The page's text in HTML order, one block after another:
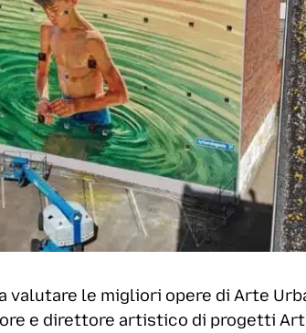
le migliori opere di Arte
e direttore artistico di progetti